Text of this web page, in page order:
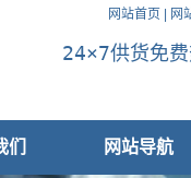
网站首页 网
24×7供货免
们 网站导航